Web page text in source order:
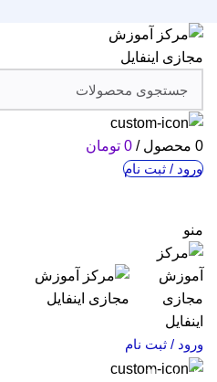
0 محصول /
0 تومان
ورود / ثبت نام
منو
ورود / ثبت نام
خانه مقالات